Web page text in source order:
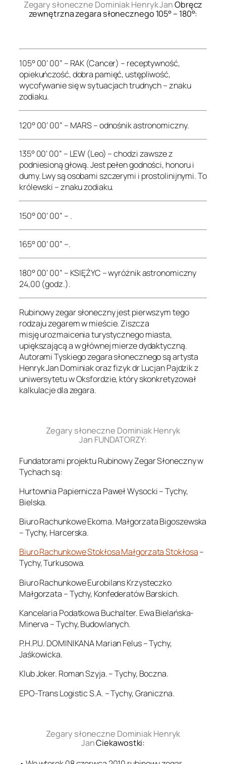
Zegary słoneczne Dominiak Henryk JanObręcz
zewnętrzna zegara słonecznego 105° – 180°:
105° 00’ 00” – RAK (Cancer) – receptywność,
opiekuńczość, dobra pamięć, ustępliwość,
wycofywanie się w sytuacjach trudnych – znaku
zodiaku.
120° 00’ 00” – MARS – odnośnik astronomiczny.
135° 00’ 00” – LEW (Leo) – chodzi zawsze z
podniesioną głową. Jest pełen godności, honoru i
dumy. Lwy są osobami szczerymi i prostolinijnymi. To
królewski – znaku zodiaku.
150° 00’ 00” – .
165° 00’ 00” –.
180° 00’ 00” – KSIĘŻYC – wyróżnik astronomiczny
24,00 (godz.).
Rubinowy zegar słoneczny jest pierwszym tego
rodzaju zegarem w mieście. Ziszcza
misję urozmaicenia turystycznego miasta,
upiększającą a w głównej mierze dydaktyczną.
Autorami Tyskiego zegara słonecznego są artysta
Henryk Jan Dominiak oraz fizyk dr Lucjan Pajdzik z
uniwersytetu w Oksfordzie, który skonkretyzował
kalkulacje dla zegara.
Zegary słoneczne Dominiak Henryk
Jan FUNDATORZY:
Fundatorami projektu Rubinowy Zegar Słoneczny w
Tychach są:
Hurtownia Papiernicza Paweł Wysocki – Tychy,
Bielska.
Biuro Rachunkowe Ekoma. Małgorzata Bigoszewska
– Tychy, Harcerska.
Biuro Rachunkowe Stokłosa Małgorzata Stokłosa–
Tychy, Turkusowa.
Biuro Rachunkowe Eurobilans Krzysteczko
Małgorzata – Tychy, Konfederatów Barskich.
Kancelaria Podatkowa Buchalter. Ewa Bielańska-
Minerva – Tychy, Budowlanych.
P.H.P.U. DOMINIKANA Marian Felus – Tychy,
Jaśkowicka.
Klub Joker. Roman Szyja. – Tychy, Boczna.
EPO-Trans Logistic S.A. – Tychy, Graniczna.
Zegary słoneczne Dominiak Henryk
JanCiekawostki: